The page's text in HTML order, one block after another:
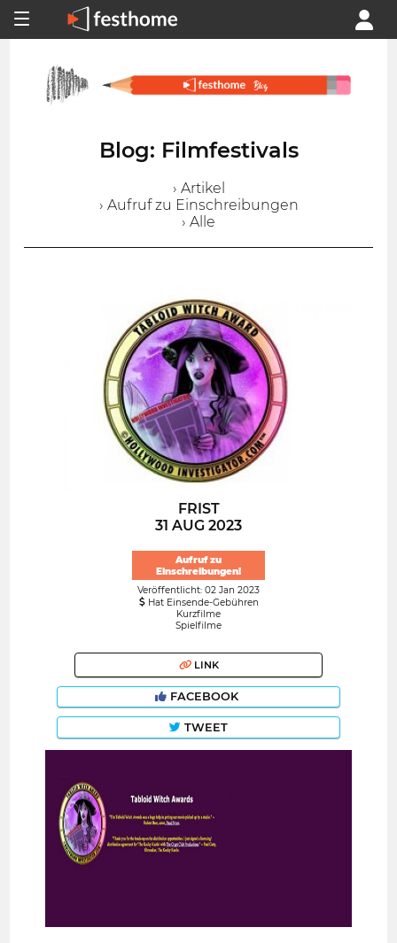
Blog: Filmfestivals
› Artikel
› Aufruf zu Einschreibungen
› Alle
FRIST
31 AUG 2023
Aufruf zu
Einschreibungen!
Veröffentlicht: 02 Jan 2023
Hat Einsende-Gebühren
Kurzfilme
Spielfilme
LINK
FACEBOOK
TWEET